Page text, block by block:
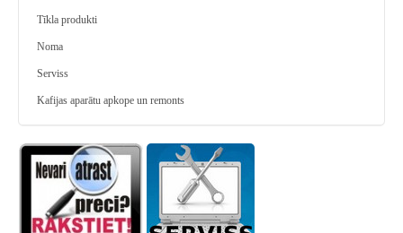
Tīkla produkti
Noma
Serviss
Kafijas aparātu apkope un remonts